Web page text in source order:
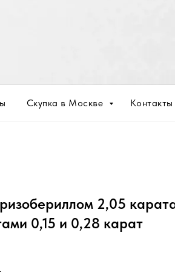
Скупка в Москве Контакты
2,05
0,15 и 0,28 карат